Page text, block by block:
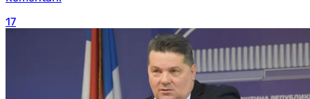
17